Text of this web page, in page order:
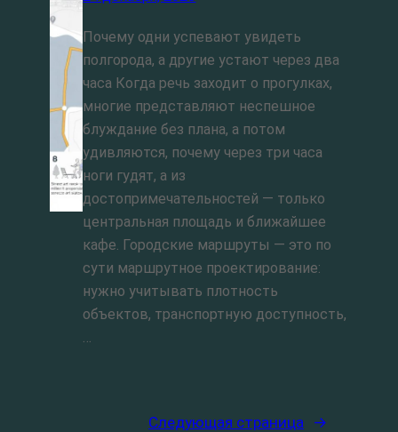
Почему одни успевают увидеть
полгорода, а другие устают через два
часа Когда речь заходит о прогулках,
многие представляют неспешное
блуждание без плана, а потом
удивляются, почему через три часа
ноги гудят, а из
достопримечательностей — только
центральная площадь и ближайшее
кафе. Городские маршруты — это по
сути маршрутное проектирование:
нужно учитывать плотность
объектов, транспортную доступность,
Следующая страница →